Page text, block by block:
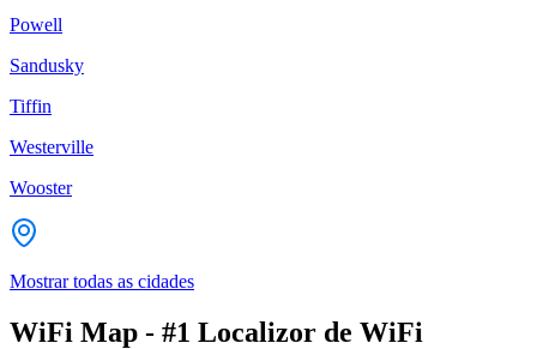
Powell
Sandusky
Tiffin
Westerville
Wooster
Mostrar todas as cidades
WiFi Map - #1 Localizor de WiFi